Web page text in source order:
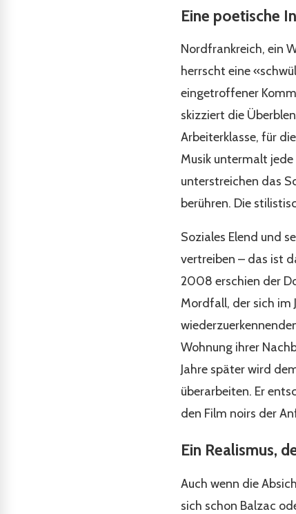
Eine poetische
Nordfrankreich, ein
herrscht eine
eingetroffener
skizziert die
Arbeiterklasse, für
Musik untermalt
unterstreichen das
berühren. Die
Soziales Elend und
vertreiben – das ist
2008 erschien der
Mordfall, der sich im
Wohnung ihrer
Jahre später wird
überarbeiten. Er
den Film noirs der
Ein Realismus,
Auch wenn die
sich schon Balzac